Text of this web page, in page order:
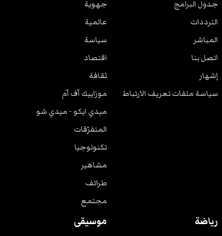
جدول البرامج
الترددات
المباشر
اتصل بنا
إشهار
سياسة ملفات تعريف الارتباط
جهوية
عالمية
سياسة
اقتصاد
ثقافة
موزاييك آف آم
ميدي ايكو - ميدي شو
المتفرّقات
تكنولوجيا
مشاهير
طرائف
مجتمع
رياضة موسيقى